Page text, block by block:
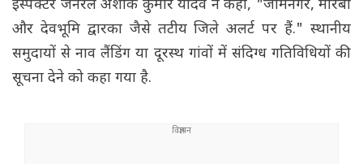
इंस्पेक्टर जनरल अशोक कुमार यादव ने कहा, "जामनगर, मोरबी
और देवभूमि द्वारका जैसे तटीय जिले अलर्ट पर हैं." स्थानीय
समुदायों से नाव लैंडिंग या दूरस्थ गांवों में संदिग्ध गतिविधियों की
सूचना देने को कहा गया है.